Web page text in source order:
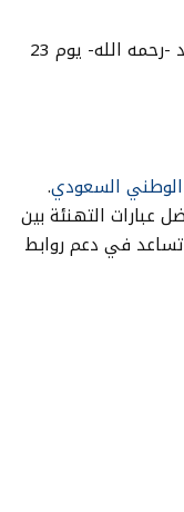
وذلك في عهد الملك عبد العزيز آل سعود -رحمه الله- يوم 23
الوطني السعودي.
عبارات التهنئة بين
تساعد في دعم روابط